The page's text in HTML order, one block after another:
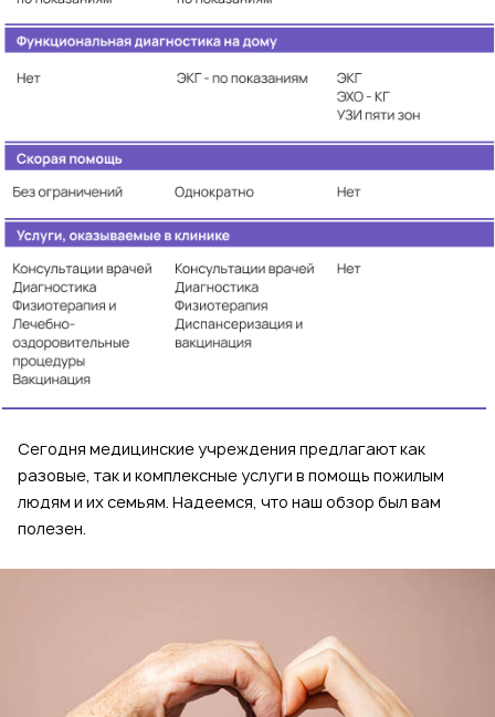
Сегодня медицинские учреждения предлагают как
разовые, так и комплексные услуги в помощь пожилым
людям и их семьям. Надеемся, что наш обзор был вам
полезен.